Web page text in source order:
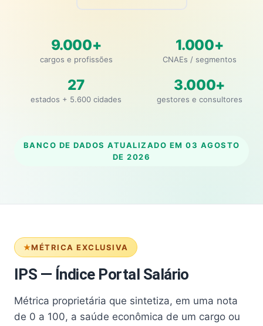
9.000+
cargos e profissões
1.000+
CNAEs / segmentos
27
estados + 5.600 cidades
3.000+
gestores e consultores
BANCO DE DADOS ATUALIZADO EM 03 AGOSTO
DE 2026
MÉTRICA EXCLUSIVA
IPS — Índice Portal Salário
Métrica proprietária que sintetiza, em uma nota
de 0 a 100, a saúde econômica de um cargo ou